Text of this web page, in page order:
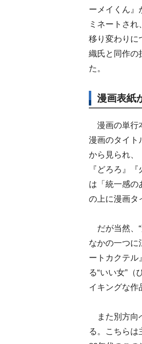
ーメイくん』
ミネートさ
移り変わりに
織氏と同作の
た。
漫画表紙
漫画の単行
漫画のタイト
から見られ、
『どろろ』
は「統一感の
の上に漫画タ
だが当然、
なかの一つに
ートカクテル
る“いい女”
イキングな作
また別方向
る。こちらは